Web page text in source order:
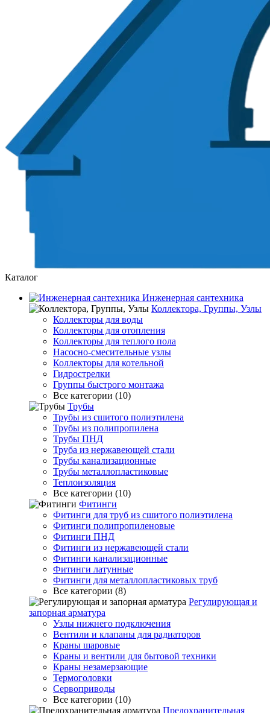
Каталог
Инженерная сантехника
Коллектора, Группы, Узлы
Коллекторы для воды
Коллекторы для отопления
Коллекторы для теплого пола
Насосно-смесительные узлы
Коллекторы для котельной
Гидрострелки
Группы быстрого монтажа
Все категории (10)
Трубы
Трубы из сшитого полиэтилена
Трубы из полипропилена
Трубы ПНД
Труба из нержавеющей стали
Трубы канализационные
Трубы металлопластиковые
Теплоизоляция
Все категории (10)
Фитинги
Фитинги для труб из сшитого полиэтилена
Фитинги полипропиленовые
Фитинги ПНД
Фитинги из нержавеющей стали
Фитинги канализационные
Фитинги латунные
Фитинги для металлопластиковых труб
Все категории (8)
Регулирующая и
запорная арматура
Узлы нижнего подключения
Вентили и клапаны для радиаторов
Краны шаровые
Краны и вентили для бытовой техники
Краны незамерзающие
Термоголовки
Сервоприводы
Все категории (10)
Предохранительная